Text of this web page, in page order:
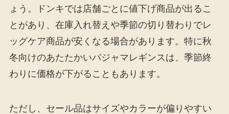
ょう。ドンキでは店舗ごとに値下げ商品が出るこ
とがあり、在庫入れ替えや季節の切り替わりでレ
ッグケア商品が安くなる場合があります。特に秋
冬向けのあたたかいパジャマレギンスは、季節終
わりに価格が下がることもあります。
ただし、セール品はサイズやカラーが偏りやすい